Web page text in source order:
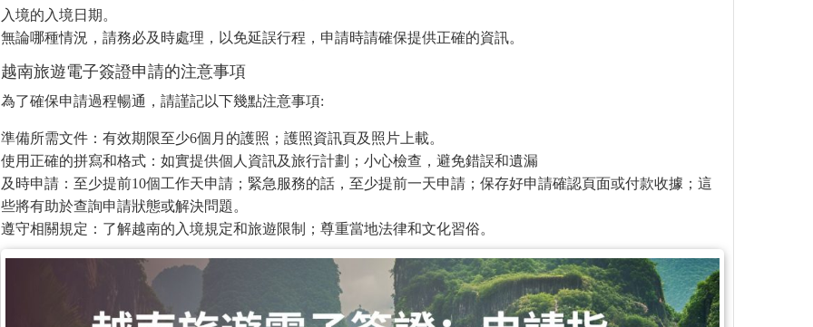
入境的入境日期。
無論哪種情況，請務必及時處理，以免延誤行程，申請時請確保提供正確的資訊。
越南旅遊電子簽證申請的注意事項
為了確保申請過程暢通，請謹記以下幾點注意事項:
準備所需文件：有效期限至少6個月的護照；護照資訊頁及照片上載。
使用正確的拼寫和格式：如實提供個人資訊及旅行計劃；小心檢查，避免錯誤和遺漏
及時申請：至少提前10個工作天申請；緊急服務的話，至少提前一天申請；保存好申請確認頁面或付款收據；這
些將有助於查詢申請狀態或解決問題。
遵守相關規定：了解越南的入境規定和旅遊限制；尊重當地法律和文化習俗。